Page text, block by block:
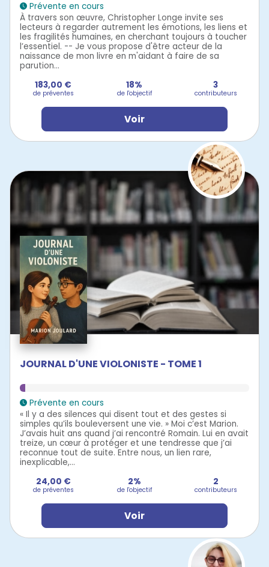
Prévente en cours
À travers son œuvre, Christopher Longe invite ses
lecteurs à regarder autrement les émotions, les liens et
les fragilités humaines, en cherchant toujours à toucher
l’essentiel. -- Je vous propose d'être acteur de la
naissance de mon livre en m'aidant à faire de sa
parution...
183,00 €
de préventes
18%
de l'objectif
3
contributeurs
Voir
JOURNAL D'UNE VIOLONISTE - TOME 1
Prévente en cours
« Il y a des silences qui disent tout et des gestes si
simples qu’ils bouleversent une vie. » Moi c’est Marion.
J’avais huit ans quand j’ai rencontré Romain. Lui en avait
treize, un cœur à protéger et une tendresse que j’ai
reconnue tout de suite. Entre nous, un lien rare,
inexplicable,...
24,00 €
de préventes
2%
de l'objectif
2
contributeurs
Voir